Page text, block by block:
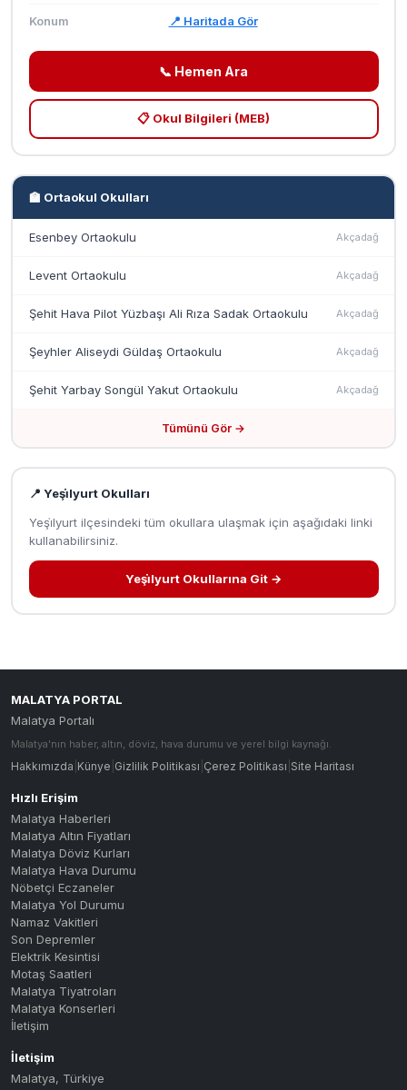
Konum 📍 Haritada Gör
📞 Hemen Ara
📋 Okul Bilgileri (MEB)
🏫 Ortaokul Okulları
Esenbey Ortaokulu Akçadağ
Levent Ortaokulu Akçadağ
Şehit Hava Pilot Yüzbaşı Ali Rıza Sadak Ortaokulu Akçadağ
Şeyhler Aliseydi Güldaş Ortaokulu Akçadağ
Şehit Yarbay Songül Yakut Ortaokulu Akçadağ
Tümünü Gör →
📍 Yeşi̇lyurt Okulları
Yeşi̇lyurt ilçesindeki tüm okullara ulaşmak için aşağıdaki linki
kullanabilirsiniz.
Yeşi̇lyurt Okullarına Git →
MALATYA PORTAL
Malatya Portalı
Malatya'nın haber, altın, döviz, hava durumu ve yerel bilgi kaynağı.
Hakkımızda Künye Gizlilik Politikası Çerez Politikası Site Haritası
Hızlı Erişim
Malatya Haberleri
Malatya Altın Fiyatları
Malatya Döviz Kurları
Malatya Hava Durumu
Nöbetçi Eczaneler
Malatya Yol Durumu
Namaz Vakitleri
Son Depremler
Elektrik Kesintisi
Motaş Saatleri
Malatya Tiyatroları
Malatya Konserleri
İletişim
İletişim
Malatya, Türkiye